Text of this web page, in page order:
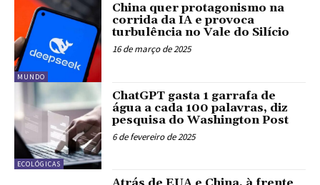
MUNDO
China quer protagonismo na
corrida da IA e provoca
turbulência no Vale do Silício
16 de março de 2025
ECOLÓGICAS
ChatGPT gasta 1 garrafa de
água a cada 100 palavras, diz
pesquisa do Washington Post
6 de fevereiro de 2025